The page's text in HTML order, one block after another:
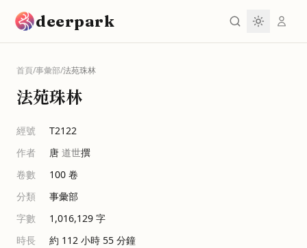
deerpark
首頁/事彙部/法苑珠林
法苑珠林
經號
T2122
作者
唐 道世撰
卷數
100 卷
分類
事彙部
字數
1,016,129 字
時長
約 112 小時 55 分鐘